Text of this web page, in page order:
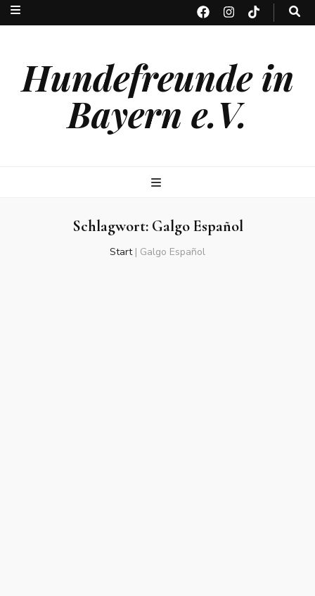
Hundefreunde in
Bayern e.V.
Schlagwort: Galgo Español
Start | Galgo Español